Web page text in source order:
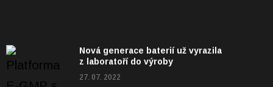
Nová generace baterií už vyrazila
z laboratoří do výroby
27. 07. 2022